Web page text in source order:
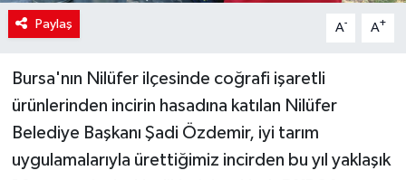
Paylaş A- A+
Bursa'nın Nilüfer ilçesinde coğrafi işaretli
ürünlerinden incirin hasadına katılan Nilüfer
Belediye Başkanı Şadi Özdemir, iyi tarım
uygulamalarıyla ürettiğimiz incirden bu yıl yaklaşık